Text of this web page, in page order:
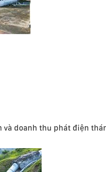
và doanh thu phát điện